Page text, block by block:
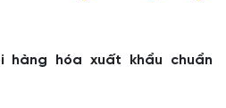
hàng hóa xuất khẩu chuẩn